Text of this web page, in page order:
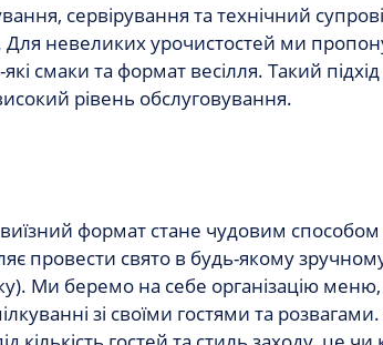
сервірування та технічний
невеликих урочистостей ми
смаки та формат весілля. Такий
рівень обслуговування.
формат стане чудовим способом
провести свято в будь-якому
Ми беремо на себе організацію меню,
зі своїми гостями та розвагами.